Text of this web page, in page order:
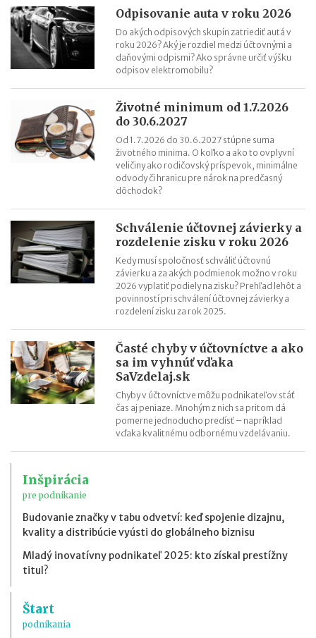
Daňový bonus na dieťa od 1.1.2023 – príklady
Daňový bonus na dieťa od 1.1.2023
Odpisovanie auta v roku 2026
Do akých odpisových skupín zatriediť autá v
roku 2026? Aký je rozdiel medzi účtovnými a
daňovými odpismi? Ako správne určiť výšku
odpisov elektromobilu?
Životné minimum od 1.7.2026
do 30.6.2027
Od 1.7.2026 do 30.6.2027 stúpne suma
životného minima. O koľko a ako to ovplyvní
veličiny ako rodičovský príspevok, minimálne
odvody či hranicu pre nárok na predčasný
dôchodok?
Schválenie účtovnej závierky a
rozdelenie zisku v roku 2026
Kedy musí spoločnosť schváliť účtovnú
závierku a za akých podmienok možno v roku
2026 vyplatiť podiely na zisku? Prehľad lehôt a
povinností pri schválení účtovnej závierky a
rozdelení zisku za rok 2025.
Časté chyby v účtovníctve a ako
sa im vyhnúť vďaka
SaVzdelaj.sk
Chyby v účtovníctve môžu podnikateľov stáť
čas aj peniaze. Mnohým z nich sa pritom dá
pomerne jednoducho predísť – napríklad
vďaka kvalitnému odbornému vzdelávaniu.
Inšpirácia
pre podnikanie
Budovanie značky v tabu odvetví: keď spojenie dizajnu,
kvality a distribúcie vyústi do globálneho biznisu
Mladý inovatívny podnikateľ 2025: kto získal prestížny
titul?
Štart
podnikania